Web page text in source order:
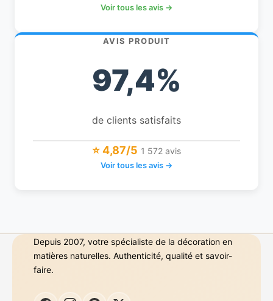
Voir tous les avis →
AVIS PRODUIT
97,4%
de clients satisfaits
⭐ 4,87/5 1 572 avis
Voir tous les avis →
Depuis 2007, votre spécialiste de la décoration en
matières naturelles. Authenticité, qualité et savoir-
faire.